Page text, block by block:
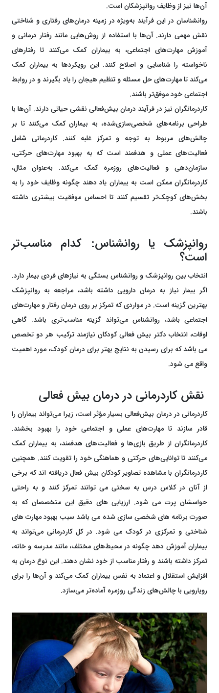
آن‌ها نیز از وظایف روانپزشکان است.
روانشناسان در این فرآیند به‌ویژه در زمینه درمان‌های رفتاری و شناختی
نقش مهمی دارند. آن‌ها با استفاده از روش‌هایی مانند رفتار درمانی و
آموزش مهارت‌های اجتماعی، به بیماران کمک می‌کنند تا رفتارهای
ناخواسته را شناسایی و اصلاح کنند. این رویکردها به بیماران کمک
می‌کند تا مهارت‌های حل مسئله و تنظیم هیجان را یاد بگیرند و در روابط
اجتماعی خود موفق‌تر باشند.
کاردرمانگران نیز در فرآیند درمان بیش‌فعالی نقشی حیاتی دارند. آن‌ها با
طراحی برنامه‌های شخصی‌سازی‌شده، به بیماران کمک می‌کنند تا بر
چالش‌های مربوط به توجه و تمرکز غلبه کنند. کاردرمانی شامل
فعالیت‌های عملی و هدفمند است که به بهبود مهارت‌های حرکتی،
سازمان‌دهی و فعالیت‌های روزمره کمک می‌کند. به‌عنوان مثال،
کاردرمانگران ممکن است به بیماران یاد دهند چگونه وظایف خود را به
بخش‌های کوچک‌تر تقسیم کنند تا احساس موفقیت بیشتری داشته
باشند.
روانپزشک یا روانشناس: کدام مناسب‌تر
است؟
انتخاب بین روانپزشک و روانشناس بستگی به نیازهای فردی بیمار دارد.
اگر بیمار نیاز به درمان دارویی داشته باشد، مراجعه به روانپزشک
بهترین گزینه است. در مواردی که تمرکز بر روی درمان رفتار و مهارت‌های
اجتماعی باشد، روانشناس می‌تواند گزینه مناسب‌تری باشد. گاهی
اوقات، انتخاب دکتر بیش فعالی کودکان نیازمند ترکیب هر دو تخصص
می باشد که برای رسیدن به نتایج بهتر برای درمان کودک، مورد اهمیت
واقع می شود.
نقش کاردرمانی در درمان بیش فعالی
کاردرمانی در درمان بیش‌فعالی بسیار مؤثر است، زیرا می‌تواند بیماران را
قادر سازند تا مهارت‌های عملی و اجتماعی خود را بهبود بخشند.
کاردرمانگران از طریق بازی‌ها و فعالیت‌های هدفمند، به بیماران کمک
می‌کنند تا توانایی‌های حرکتی و هماهنگی خود را تقویت کنند. همچنین
کاردرمانگران با مشاهده تصاویر کودکان بیش فعال دریافته اند که برخی
از آنان در کلاس درس به سختی می توانند تمرکز کنند و به راحتی
حواسشان پرت می شود. ارزیابی های دقیق این متخصصان که به
صورت برنامه های شخصی سازی شده می باشد سبب بهبود مهارت های
شناختی و تمرکزی در کودک می شود. در کل کاردرمانی می‌تواند به
بیماران آموزش دهد چگونه در محیط‌های مختلف، مانند مدرسه و خانه،
تمرکز داشته باشند و رفتار مناسب از خود نشان دهند. این نوع درمان به
افزایش استقلال و اعتماد به نفس بیماران کمک می‌کند و آن‌ها را برای
رویارویی با چالش‌های زندگی روزمره آماده‌تر می‌سازد.